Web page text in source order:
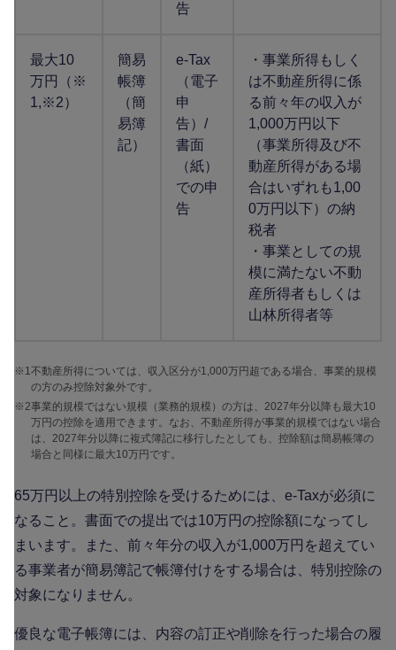
告
最大10
万円（※
1,※2）
簡易
帳簿
（簡
易簿
記）
e-Tax
（電子
申
告）/
書面
（紙）
での申
告
・事業所得もしく
は不動産所得に係
る前々年の収入が
1,000万円以下
（事業所得及び不
動産所得がある場
合はいずれも1,00
0万円以下）の納
税者
・事業としての規
模に満たない不動
産所得者もしくは
山林所得者等
※1不動産所得については、収入区分が1,000万円超である場合、事業的規模
の方のみ控除対象外です。
※2事業的規模ではない規模（業務的規模）の方は、2027年分以降も最大10
万円の控除を適用できます。なお、不動産所得が事業的規模ではない場合
は、2027年分以降に複式簿記に移行したとしても、控除額は簡易帳簿の
場合と同様に最大10万円です。
65万円以上の特別控除を受けるためには、e-Taxが必須に
なること。書面での提出では10万円の控除額になってし
まいます。また、前々年分の収入が1,000万円を超えてい
る事業者が簡易簿記で帳簿付けをする場合は、特別控除の
対象になりません。
優良な電子帳簿には、内容の訂正や削除を行った場合の履